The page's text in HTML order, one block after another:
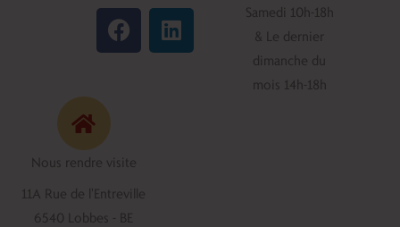
F
a
c
k
L
i
n
Samedi 10h-18h
& Le dernier
dimanche du
mois 14h-18h
Nous rendre visite
11A Rue de l'Entreville
6540 Lobbes - BE